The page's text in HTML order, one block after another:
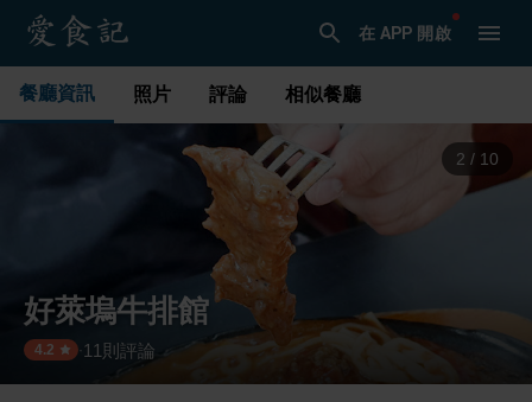
在 APP 開啟
餐廳資訊 照片 評論 相似餐廳
3 / 10
好萊塢牛排館
4.2 · 11 則評論